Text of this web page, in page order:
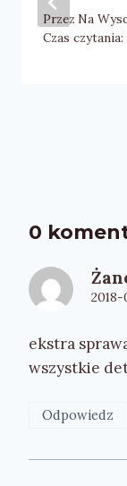
Przez Na
Czas czytania:
0
2018-
ekstra
wszystkie
Odpowiedz